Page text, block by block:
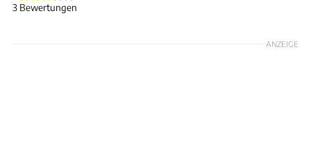
3 Bewertungen
ANZEIGE